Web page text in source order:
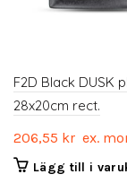
F2D Black DUSK
28x20cm rect.
206,55 kr ex.
Lägg till i